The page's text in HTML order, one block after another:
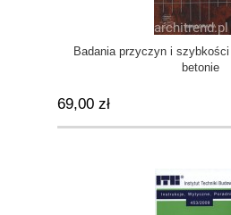
Badania przyczyn i
betonie
69,00 zł